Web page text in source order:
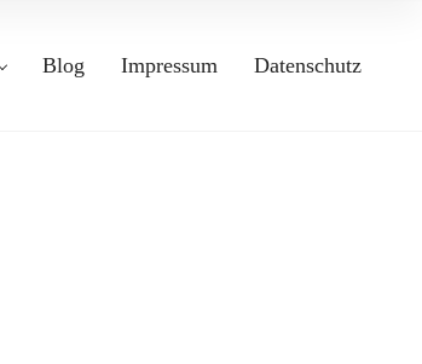
Blog Impressum Datenschutz